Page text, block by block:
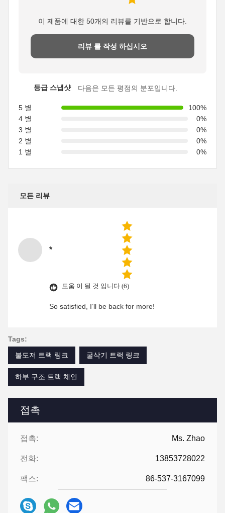
접촉
접촉: Ms. Zhao
전화: 13853728022
팩스: 86-537-3167099
이 제품에 대한 50개의 리뷰를 기반으로 합니다.
리뷰 를 작성 하십시오
등급 스냅샷 다음은 모든 평점의 분포입니다.
5 별
100%
4 별
0%
3 별
0%
2 별
0%
1 별
0%
모든 리뷰
*
도움 이 될 것 입니다 (6)
So satisfied, I’ll be back for more!
Tags:
불도저 트랙 링크
굴삭기 트랙 링크
하부 구조 트랙 체인